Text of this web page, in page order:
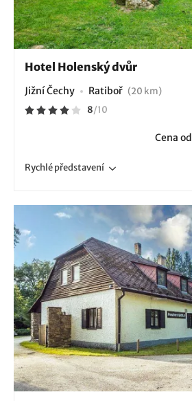
Hotel Holenský dvůr
Jižní Čechy Ratiboř (20 km)
8/10
Cena od
Rychlépředstavení